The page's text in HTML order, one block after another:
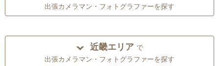
出張カメラマン・フォトグラファーを探す
近畿エリア で
出張カメラマン・フォトグラファーを探す